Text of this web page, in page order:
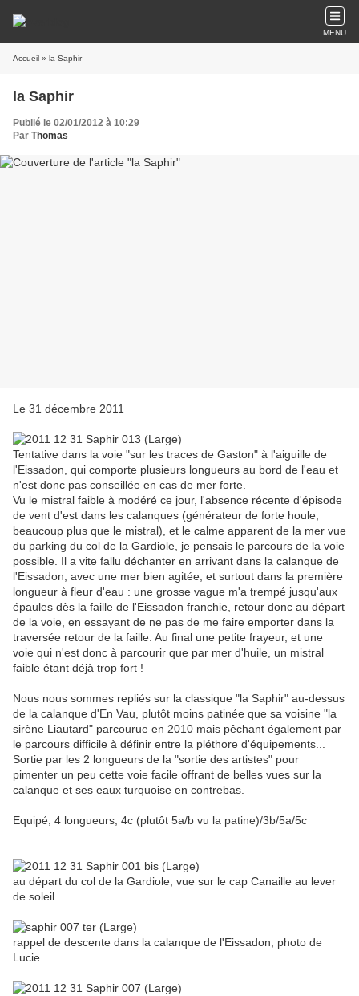
MENU
Accueil » la Saphir
la Saphir
Publié le 02/01/2012 à 10:29
Par Thomas
Le 31 décembre 2011
Tentative dans la voie "sur les traces de Gaston" à l'aiguille de
l'Eissadon, qui comporte plusieurs longueurs au bord de l'eau et
n'est donc pas conseillée en cas de mer forte.
Vu le mistral faible à modéré ce jour, l'absence récente d'épisode
de vent d'est dans les calanques (générateur de forte houle,
beaucoup plus que le mistral), et le calme apparent de la mer vue
du parking du col de la Gardiole, je pensais le parcours de la voie
possible. Il a vite fallu déchanter en arrivant dans la calanque de
l'Eissadon, avec une mer bien agitée, et surtout dans la première
longueur à fleur d'eau : une grosse vague m'a trempé jusqu'aux
épaules dès la faille de l'Eissadon franchie, retour donc au départ
de la voie, en essayant de ne pas de me faire emporter dans la
traversée retour de la faille. Au final une petite frayeur, et une
voie qui n'est donc à parcourir que par mer d'huile, un mistral
faible étant déjà trop fort !
Nous nous sommes repliés sur la classique "la Saphir" au-dessus
de la calanque d'En Vau, plutôt moins patinée que sa voisine "la
sirène Liautard" parcourue en 2010 mais pêchant également par
le parcours difficile à définir entre la pléthore d'équipements...
Sortie par les 2 longueurs de la "sortie des artistes" pour
pimenter un peu cette voie facile offrant de belles vues sur la
calanque et ses eaux turquoise en contrebas.
Equipé, 4 longueurs, 4c (plutôt 5a/b vu la patine)/3b/5a/5c
au départ du col de la Gardiole, vue sur le cap Canaille au lever
de soleil
rappel de descente dans la calanque de l'Eissadon, photo de
Lucie